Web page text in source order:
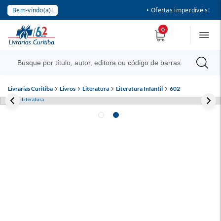
Bem-vindo(a)! • Ofertas imperdíveis!
0
Livrarias Curitiba Livros Literatura Literatura Infantil 602